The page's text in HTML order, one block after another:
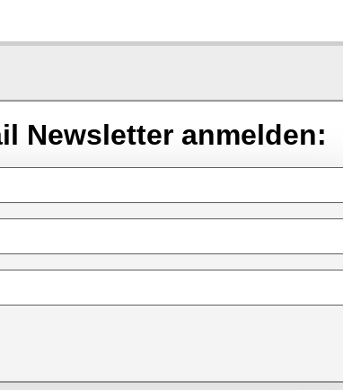
Newsletter anmelden: